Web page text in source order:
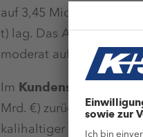
auf 3,45 Mio. t (2023:
t) lag. Das
moderat auf insgesamt
Im Kundensegment
Mrd. €) zurück. Die im
kalihaltiger